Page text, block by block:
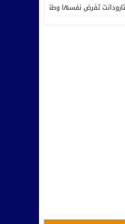
نفسها وطنيا.. أكثر من 32 ألف طلب للالتحاق بها